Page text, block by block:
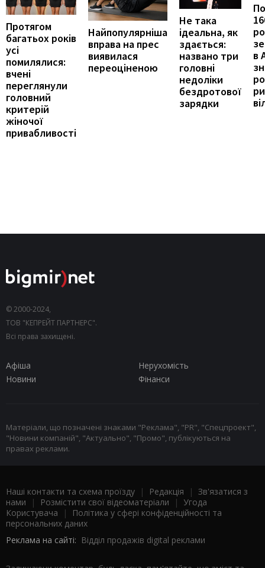
Протягом
багатьох років
усі
помилялися:
вчені
переглянули
головний
критерій
жіночої
привабливості
Найпопулярніша
вправа на прес
виявилася
переоціненою
Не така
ідеальна, як
здається:
названо три
головні
недоліки
бездротової
зарядки
в
© 2000-2024,
ТОВ "КЕПРЕЙТ ПАРТНЕРС".
Всі права захищені.
Афіша
Нерухомість
Новини
Фінанси
Матеріали, що позначені знаками "Реклама", "PR", "Спецпроект",
"Новини компаній", "Актуально", "Промо", публікуються на
правах реклами.
Наші контакти та схема проїзду | Редакція | Зв'язатися з
нами | Розмістити свої відеоматеріали | Угода
Користувача |
Політика у сфері конфіденційності та
персональних даних
Реклама на сайті: Відділ продажів digital реклами